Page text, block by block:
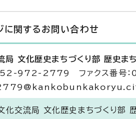
に関する お問い合わせ
局 文化歴史まちづくり部 歴史ま
052-972-2779 ファクス番号
化交流局 文化歴史まちづくり部